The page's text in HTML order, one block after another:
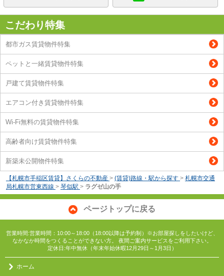
こだわり特集
都市ガス賃貸物件特集
ペットと一緒賃貸物件特集
戸建て賃貸物件特集
エアコン付き賃貸物件特集
Wi-Fi無料の賃貸物件特集
高齢者向け賃貸物件特集
新築未公開物件特集
【札幌市手稲区賃貸】さくらの不動産 > (賃貸)路線・駅から探す > 札幌市交通
局札幌市営東西線 > 琴似駅 > ラグゼ山の手
ページトップに戻る
営業時間:営業時間：10:00～18:00（18:00以降は予約制）※お部屋探しをしたいけど、
なかなか時間をつくることができない方。 夜間ご案内サービスをご利用下さい。
定休日:年中無休（年末年始休暇12月29日～1月3日）
ホーム